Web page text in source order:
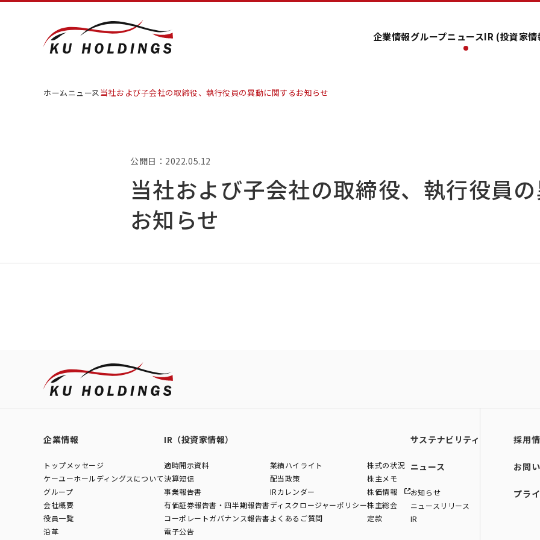
企業情報グループニュースIR (投資家情
ホームニュース当社および子会社の取締役、執行役員の異動に関するお知らせ
公開日：2022.05.12
当社および子会社の取締役、執行役員
お知らせ
企業情報
トップメッセージ
ケーユーホールディングスについて
グループ
会社概要
役員一覧
沿革
IR（投資家情報）
適時開示資料
決算短信
事業報告書
有価証券報告書・四半期報告書
コーポレートガバナンス報告書
電子公告
業績ハイライト
配当政策
IRカレンダー
ディスクロージャーポリシー
よくあるご質問
株式の状況
株主メモ
株価情報
株主総会
定款
サステナビリティ
ニュース
お知らせ
ニュースリリース
IR
採用
お問
プラ